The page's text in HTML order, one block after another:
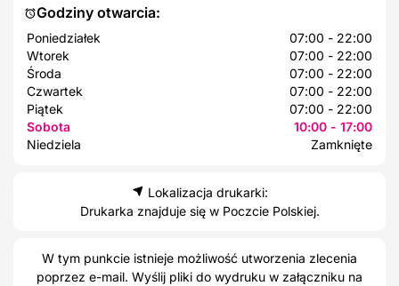
Godziny otwarcia:
Poniedziałek
07:00 - 22:00
Wtorek
07:00 - 22:00
Środa
07:00 - 22:00
Czwartek
07:00 - 22:00
Piątek
07:00 - 22:00
Sobota
10:00 - 17:00
Niedziela
Zamknięte
Lokalizacja drukarki:
Drukarka znajduje się w Poczcie Polskiej.
W tym punkcie istnieje możliwość utworzenia zlecenia
poprzez e-mail. Wyślij pliki do wydruku w załączniku na